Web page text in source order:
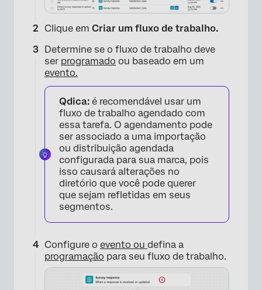
Clique em Criar um fluxo de trabalho.
Determine se o fluxo de trabalho deve
ser programado ou baseado em um
evento.
Qdica: é recomendável usar um
fluxo de trabalho agendado com
essa tarefa. O agendamento pode
ser associado a uma importação
ou distribuição agendada
configurada para sua marca, pois
isso causará alterações no
diretório que você pode querer
que sejam refletidas em seus
segmentos.
Configure o evento ou defina a
programação para seu fluxo de trabalho.